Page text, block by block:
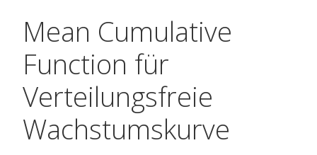
Mean Cumulative
Function für
Verteilungsfreie
Wachstumskurve